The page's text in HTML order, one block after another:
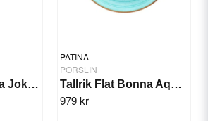
Skål Bonna Aqua Joker 14cm/12st
PATINA
PORSLIN
Tallrik Flat Bonna Aqua 30cm/6st
979 kr